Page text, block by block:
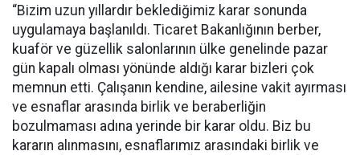
“Bizim uzun yıllardır beklediğimiz karar sonunda
uygulamaya başlanıldı. Ticaret Bakanlığının berber,
kuaför ve güzellik salonlarının ülke genelinde pazar
gün kapalı olması yönünde aldığı karar bizleri çok
memnun etti. Çalışanın kendine, ailesine vakit ayırması
ve esnaflar arasında birlik ve beraberliğin
bozulmaması adına yerinde bir karar oldu. Biz bu
kararın alınmasını, esnaflarımız arasındaki birlik ve